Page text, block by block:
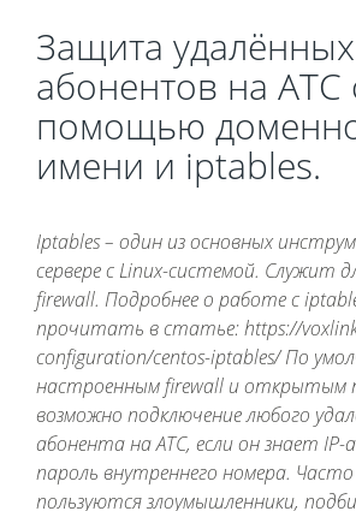
Защита удалённых
абонентов на АТС
помощью
имени и iptables.
Iptables – один из основных
сервере с Linux-системой. Служит
firewall. Подробнее о работе с
прочитать в статье: https://
configuration/centos-iptables/ По
настроенным firewall и открытым
возможно подключение любого
абонента на АТС, если он знает IP-
пароль внутреннего номера.
пользуются злоумышленники,